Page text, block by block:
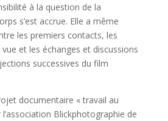
à la question de la
s’est accrue. Elle a même
les premiers contacts, les
et les échanges et discussions
successives du film
documentaire « travail au
Blickphotographie de